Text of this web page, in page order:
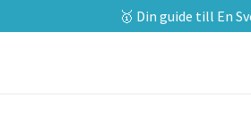
🥇 Din guide till En